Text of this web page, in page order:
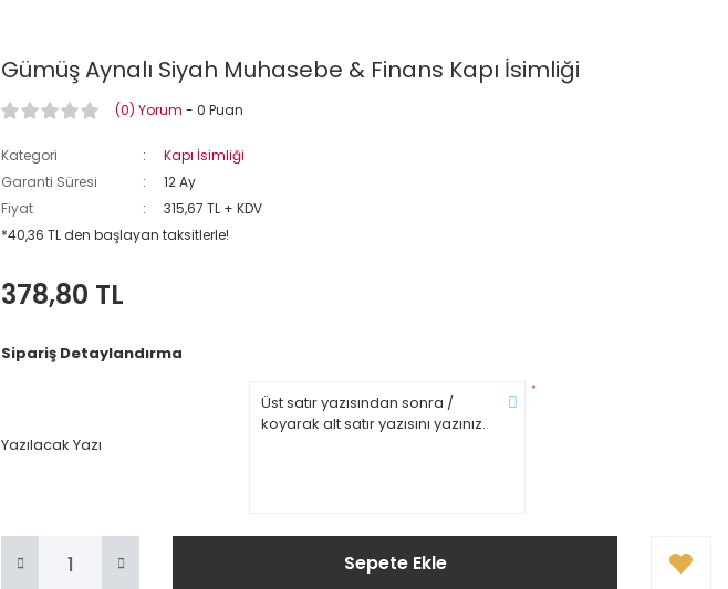
Gümüş Aynalı Siyah Muhasebe & Finans Kapı İsimliği
(0) Yorum - 0 Puan
Kategori
Kapı İsimliği
Garanti Süresi
12 Ay
Fiyat
315,67 TL + KDV
*40,36 TL den başlayan taksitlerle!
378,80 TL
Sipariş Detaylandırma
Yazılacak Yazı
*
Sepete Ekle